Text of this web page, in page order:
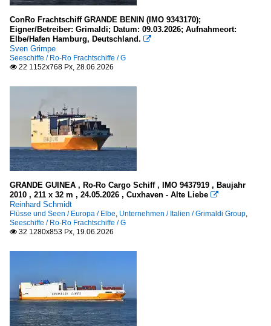
ConRo Frachtschiff GRANDE BENIN (IMO 9343170);
Eigner/Betreiber: Grimaldi; Datum: 09.03.2026; Aufnahmeort:
Elbe/Hafen Hamburg, Deutschland. 
Sven Grimpe
Seeschiffe / Ro-Ro Frachtschiffe / G
 22 1152x768 Px, 28.06.2026
GRANDE GUINEA , Ro-Ro Cargo Schiff , IMO 9437919 , Baujahr
2010 , 211 x 32 m , 24.05.2026 , Cuxhaven - Alte Liebe 
Reinhard Schmidt
Flüsse und Seen / Europa / Elbe, Unternehmen / Italien / Grimaldi Group,
Seeschiffe / Ro-Ro Frachtschiffe / G
 32 1280x853 Px, 19.06.2026